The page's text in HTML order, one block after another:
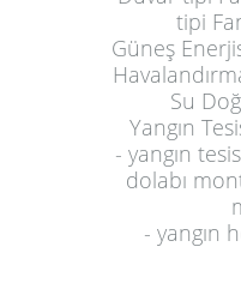
tipi
Güneş
Su
Yangın
- yangın
dolabı
- yangın